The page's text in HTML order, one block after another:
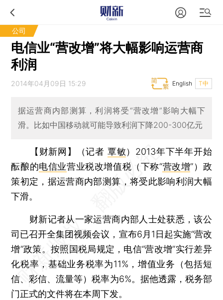
公司
电信业“营改增”将大幅影响运营商
利润
2014年04月09日 15:29 T中
English
据运营商内部测算，利润将受“营改增”影响大幅下
滑。比如中国移动就可能导致利润下降200-300亿元
【财新网】（记者 覃敏） 2013年下半年开始
酝酿的电信业营业税改增值税（下称“营改增”）政
策初定，据运营商内部测算，将受此影响利润大幅
下滑。
财新记者从一家运营商内部人士处获悉，该公
司已召开全集团视频会议，宣布6月1日起实施“营改
增”政策。按照国税局规定，电信“营改增”实行差异
化税率，基础业务税率为11%，增值业务（包括短
信、彩信、流量等）税率为6%。据他透露，税务部
门正式的文件将在本周下发。